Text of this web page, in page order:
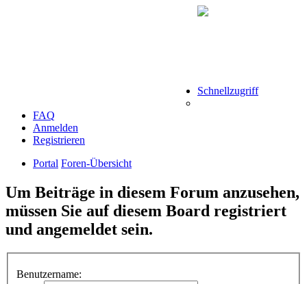
Schnellzugriff
FAQ
Anmelden
Registrieren
Portal Foren-Übersicht
Um Beiträge in diesem Forum anzusehen,
müssen Sie auf diesem Board registriert
und angemeldet sein.
Benutzername: